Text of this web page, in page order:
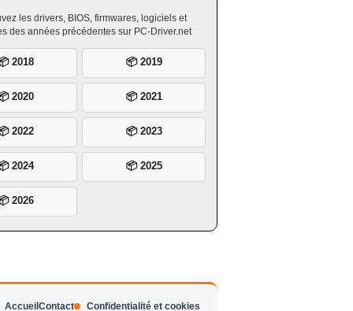
les drivers, BIOS, firmwares, logiciels et
des années précédentes sur PC-Driver.net
2018 📦 2019
2020 📦 2021
2022 📦 2023
2024 📦 2025
2026
Accueil Contact Confidentialité et cookies